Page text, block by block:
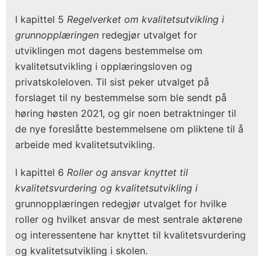
I kapittel 5 Regelverket om kvalitetsutvikling i
grunnopplæringen redegjør utvalget for
utviklingen mot dagens bestemmelse om
kvalitetsutvikling i opplæringsloven og
privatskoleloven. Til sist peker utvalget på
forslaget til ny bestemmelse som ble sendt på
høring høsten 2021, og gir noen betraktninger til
de nye foreslåtte bestemmelsene om pliktene til å
arbeide med kvalitetsutvikling.
I kapittel 6 Roller og ansvar knyttet til
kvalitetsvurdering og kvalitetsutvikling i
grunnopplæringen redegjør utvalget for hvilke
roller og hvilket ansvar de mest sentrale aktørene
og interessentene har knyttet til kvalitetsvurdering
og kvalitetsutvikling i skolen.